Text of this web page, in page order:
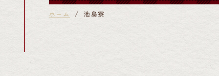
ホーム 池島寮